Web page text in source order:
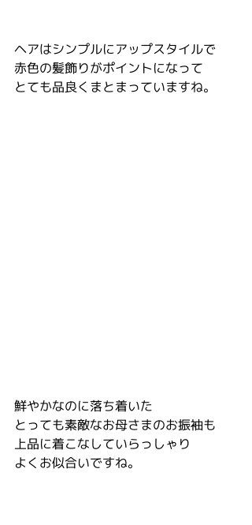
ヘアはシンプルにアップスタイルで
赤色の髪飾りがポイントになって
とても品良くまとまっていますね。
鮮やかなのに落ち着いた
とっても素敵なお母さまのお振袖も
上品に着こなしていらっしゃり
よくお似合いですね。